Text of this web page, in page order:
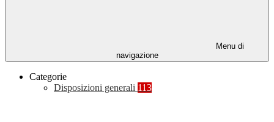
Menu di
navigazione
Categorie
Disposizioni generali 113